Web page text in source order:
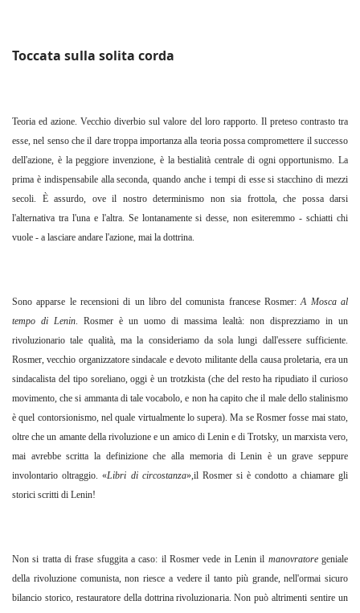
Toccata sulla solita corda
Teoria ed azione. Vecchio diverbio sul valore del loro rapporto. Il preteso contrasto tra
esse, nel senso che il dare troppa importanza alla teoria possa compromettere il successo
dell'azione, è la peggiore invenzione, è la bestialità centrale di ogni opportunismo. La
prima è indispensabile alla seconda, quando anche i tempi di esse si stacchino di mezzi
secoli. È assurdo, ove il nostro determinismo non sia frottola, che possa darsi
l'alternativa tra l'una e l'altra. Se lontanamente si desse, non esiteremmo - schiatti chi
vuole - a lasciare andare l'azione, mai la dottrina.
Sono apparse le recensioni di un libro del comunista francese Rosmer:A Mosca al
tempo di Lenin. Rosmer è un uomo di massima lealtà: non disprezziamo in un
rivoluzionario tale qualità, ma la consideriamo da sola lungi dall'essere sufficiente.
Rosmer, vecchio organizzatore sindacale e devoto militante della causa proletaria, era un
sindacalista del tipo soreliano, oggi è un trotzkista (che del resto ha ripudiato il curioso
movimento, che si ammanta di tale vocabolo, e non ha capito che il male dello stalinismo
è quel contorsionismo, nel quale virtualmente lo supera). Ma se Rosmer fosse mai stato,
oltre che un amante della rivoluzione e un amico di Lenin e di Trotsky, un marxista vero,
mai avrebbe scritta la definizione che alla memoria di Lenin è un grave seppure
involontario oltraggio. «Libri di circostanza»,il Rosmer si è condotto a chiamare gli
storici scritti di Lenin!
Non si tratta di frase sfuggita a caso: il Rosmer vede in Lenin il manovratoregeniale
della rivoluzione comunista, non riesce a vedere il tanto più grande, nell'ormai sicuro
bilancio storico, restauratore della dottrina rivoluzionaria. Non può altrimenti sentire un